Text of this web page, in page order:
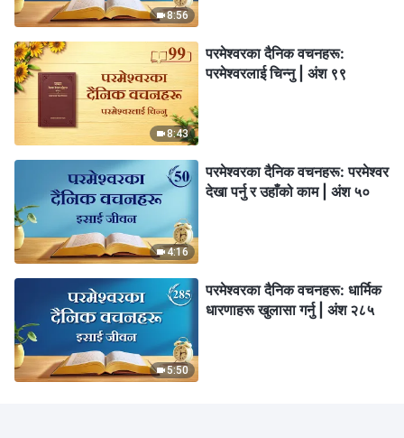
8:56
8:43
परमेश्‍वरका दैनिक वचनहरू:
परमेश्‍वरलाई चिन्‍नु | अंश ९९
4:16
परमेश्‍वरका दैनिक वचनहरू: परमेश्‍वर
देखा पर्नु र उहाँको काम | अंश ५०
5:50
परमेश्‍वरका दैनिक वचनहरू: धार्मिक
धारणाहरू खुलासा गर्नु | अंश २८५